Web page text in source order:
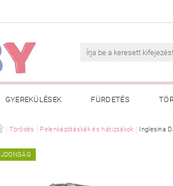
GYEREKÜLÉSEK FÜRDETÉS
VÁSÁRLÁSI FELTÉTELEK
A MEGFELELŐ MÉRET MEGÁLLAPÍTÁSA
Törődés Pelenkázótáskák és hátizsákok Inglesina